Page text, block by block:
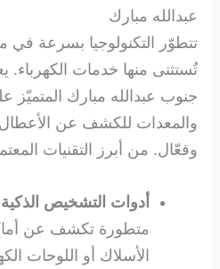
عبدالله مبارك
تتطوّر التكنولوجيا بسرعة في
تُستثنى منها خدمات الكهرباء.
جنوب عبدالله مبارك المتميّز
والمعدات للكشف عن
وفعّال. من أبرز التقنيات
أدوات التشخيص
متطورة تكشف عن
الأسلاك أو اللوحات